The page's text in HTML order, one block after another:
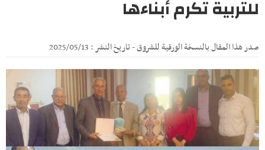
للتربية تكرم أبناءها
صدر هذا المقال بالنسخة الورقية للشروق - تاريخ النشر : 2025/05/13